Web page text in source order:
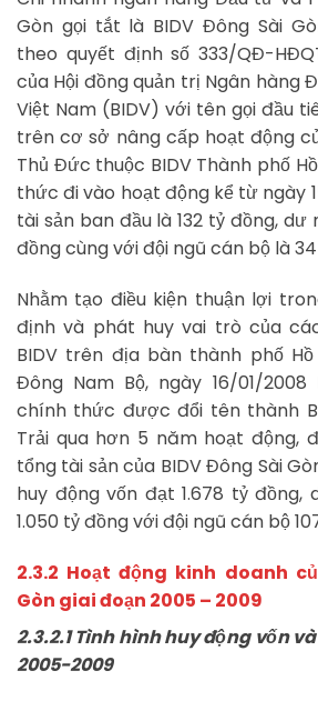
Gòn gọi tắt là BIDV Đông Sài
theo quyết định số 333/QĐ-
của Hội đồng quản trị Ngân hàng
Việt Nam (BIDV) với tên gọi đầu
trên cơ sở nâng cấp hoạt động
Thủ Đức thuộc BIDV Thành phố
thức đi vào hoạt động kể từ ngày
tài sản ban đầu là 132 tỷ đồng,
đồng cùng với đội ngũ cán bộ là
Nhằm tạo điều kiện thuận lợi
định và phát huy vai trò của
BIDV trên địa bàn thành phố
Đông Nam Bộ, ngày 16/01/
chính thức được đổi tên thành
Trải qua hơn 5 năm hoạt động,
tổng tài sản của BIDV Đông Sài
huy động vốn đạt 1.678 tỷ
1.050 tỷ đồng với đội ngũ cán bộ
2.3.2 Hoạt động kinh doanh
Gòn giai đoạn 2005 – 2009
2.3.2.1 Tình hình huy động vốn
2005-2009